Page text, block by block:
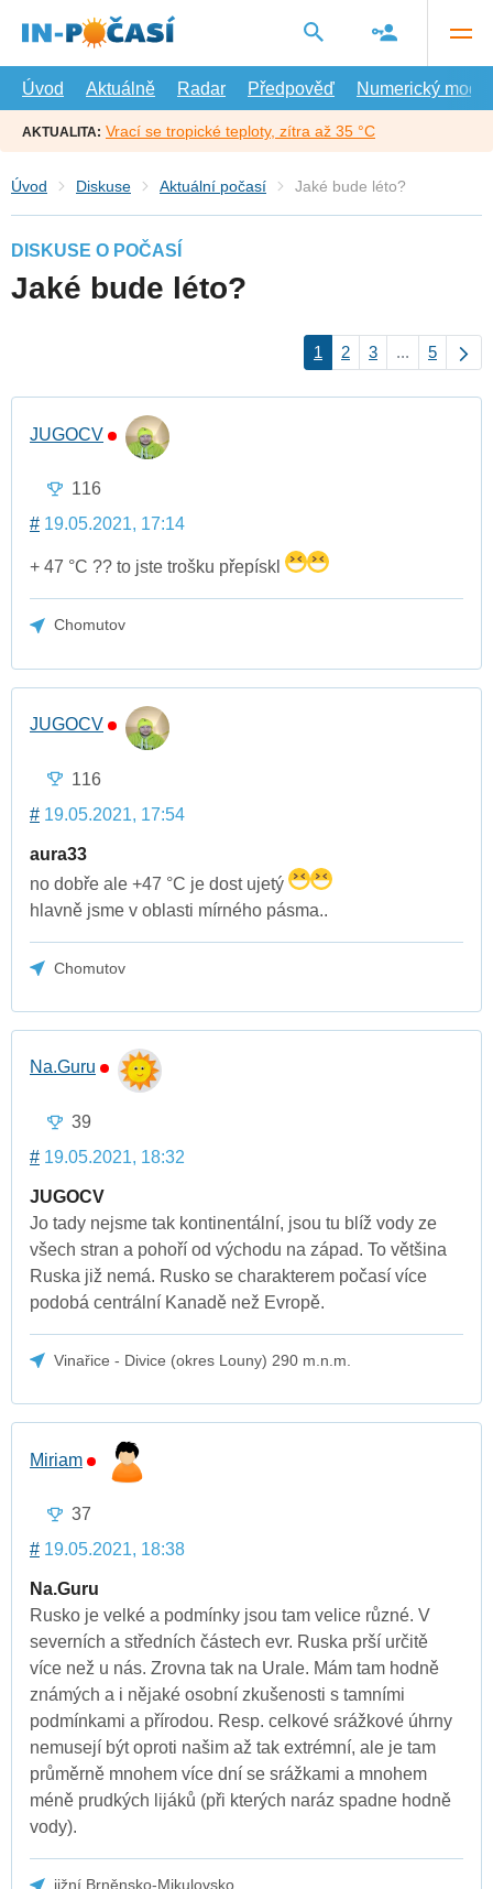
hlavní
Úvod
Aktuálně Radar Předpověď Numerický model
AKTUALITA: Vrací se tropické teploty, zítra až 35 °C
Úvod Diskuse Aktuální počasí Jaké bude léto?
DISKUSE O POČASÍ
Jaké bude léto?
1 2 3 ... 5
JUGOCV
116
# 19.05.2021, 17:14
+ 47 °C ?? to jste trošku přepískl
Chomutov
JUGOCV
116
# 19.05.2021, 17:54
aura33
no dobře ale +47 °C je dost ujetý
hlavně jsme v oblasti mírného pásma..
Chomutov
Na.Guru
39
# 19.05.2021, 18:32
JUGOCV
Jo tady nejsme tak kontinentální, jsou tu blíž vody ze
všech stran a pohoří od východu na západ. To většina
Ruska již nemá. Rusko se charakterem počasí více
podobá centrální Kanadě než Evropě.
Vinařice - Divice (okres Louny) 290 m.n.m.
Miriam
37
# 19.05.2021, 18:38
Na.Guru
Rusko je velké a podmínky jsou tam velice různé. V
severních a středních částech evr. Ruska prší určitě
více než u nás. Zrovna tak na Urale. Mám tam hodně
známých a i nějaké osobní zkušenosti s tamními
podmínkami a přírodou. Resp. celkové srážkové úhrny
nemusejí být oproti našim až tak extrémní, ale je tam
průměrně mnohem více dní se srážkami a mnohem
méně prudkých lijáků (při kterých naráz spadne hodně
vody).
jižní Brněnsko-Mikulovsko